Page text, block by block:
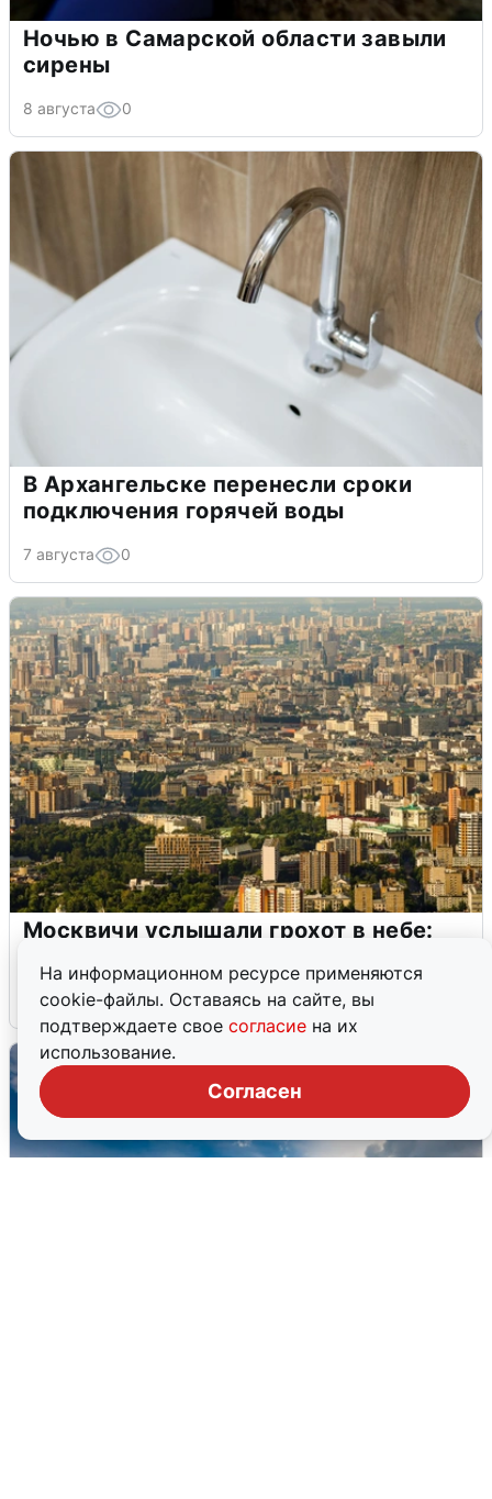
На информационном ресурсе применяются
cookie-файлы. Оставаясь на сайте, вы
подтверждаете свое согласие на их
использование.
Согласен
Ночью в Самарской области завыли
сирены
8 августа 0
В Архангельске перенесли сроки
подключения горячей воды
7 августа 0
Москвичи услышали грохот в небе:
7 августа 0